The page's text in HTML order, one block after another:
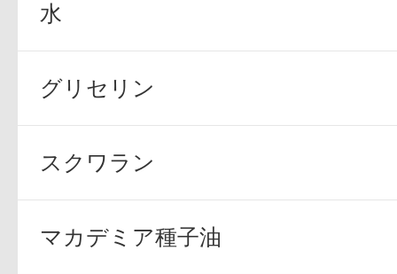
水
グリセリン
スクワラン
マカデミア種子油